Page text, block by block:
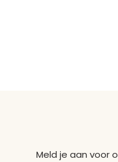
Meld je aan voor